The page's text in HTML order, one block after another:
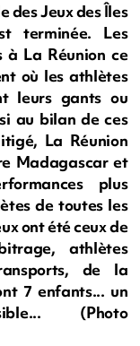
Jeux des Îles
terminée. Les
à La Réunion ce
où les athlètes
leurs gants ou
au bilan de ces
La Réunion
Madagascar et
plus
de toutes les
ont été ceux de
athlètes
de la
7 enfants... un
(Photo